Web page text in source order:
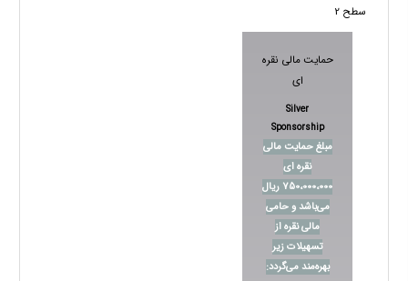
سطح 2
حمایت مالی نقره
ای
Silver
Sponsorship
مبلغ حمایت مالی
نقره ای
750،000،000 ریال
می‌باشد و حامی
مالی نقره از
تسهیلات زیر
بهره‌مند می‌گردد: